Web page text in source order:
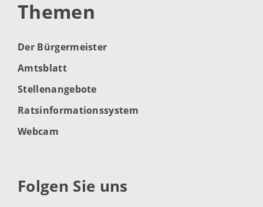
Themen
Der Bürgermeister
Amtsblatt
Stellenangebote
Ratsinformationssystem
Webcam
Folgen Sie uns